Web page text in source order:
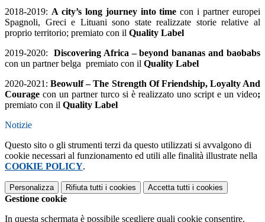
2018-2019: A city’s long journey into timecon i partner europei
Spagnoli, Greci e Lituani sono state realizzate storie relative al
proprio territorio; premiato con il Quality Label
2019-2020:
Discovering Africa – beyond bananas and baobabs
con un partner belga premiato con il Quality Label
2020-2021: Beowulf – The Strength Of Friendship, Loyalty And
Courage con un partner turco si è realizzato uno script e un video;
premiato con il Quality Label
Notizie
Questo sito o gli strumenti terzi da questo utilizzati si avvalgono di
cookie necessari al funzionamento ed utili alle finalità illustrate nella
COOKIE POLICY.
Personalizza Rifiuta tutti i cookies Accetta tutti i cookies
Gestione cookie
In questa schermata è possibile scegliere quali cookie consentire.